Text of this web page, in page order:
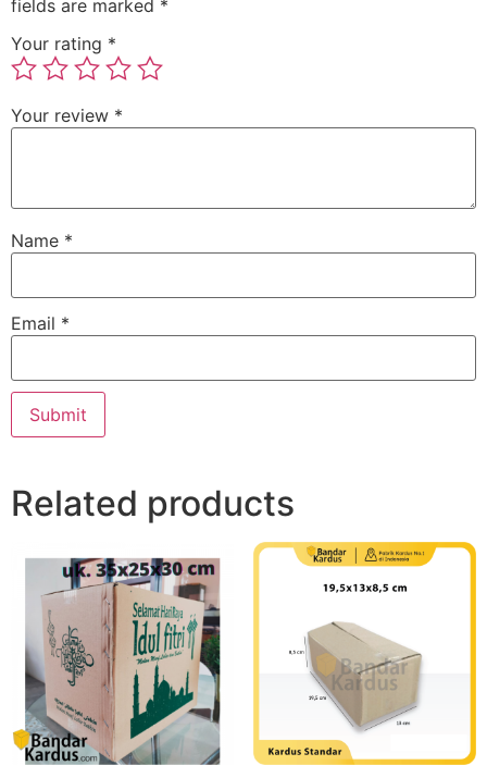
fields are marked *
Your rating *
Your review *
Name *
Email *
Related products